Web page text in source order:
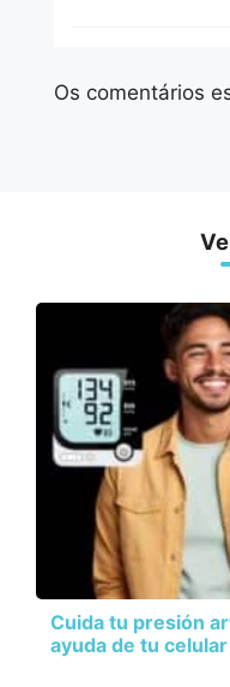
Os comentários
Cuida tu presión
ayuda de tu celular